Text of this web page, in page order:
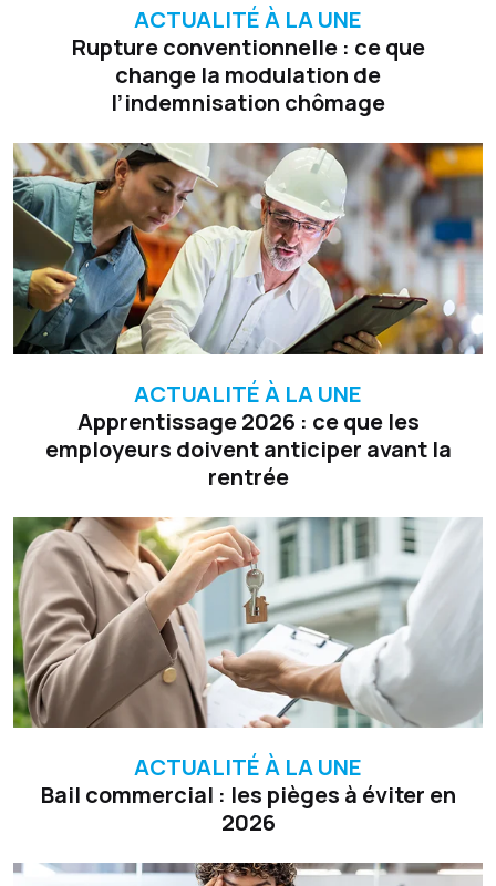
ACTUALITÉ À LA UNE
Rupture conventionnelle : ce que
change la modulation de
l’indemnisation chômage
ACTUALITÉ À LA UNE
Apprentissage 2026 : ce que les
employeurs doivent anticiper avant la
rentrée
ACTUALITÉ À LA UNE
Bail commercial : les pièges à éviter en
2026